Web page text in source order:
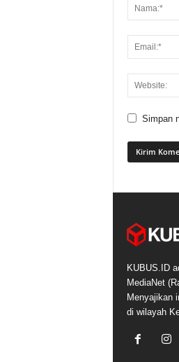
Simpan
KUBUS.ID
MediaNet
Menyajikan
di wilayah